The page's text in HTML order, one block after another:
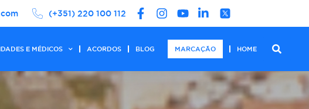
(+351) 220 100 112
E MÉDICOS ACORDOS BLOG MARCAÇÃO HOME